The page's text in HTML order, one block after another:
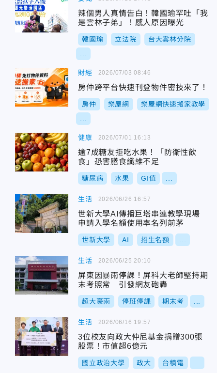
辣個男人真情告白！韓國瑜罕吐「我
是雲林子弟」！感人原因曝光
韓國瑜 立法院 台大雲林分院
財經
房仲跨平台快速刊登物件密技來了！
房仲 樂屋網 樂屋網快速搬家教學
2026/07/03 08:46
健康
逾7成糖友拒吃水果！「防衛性飲
食」恐害膳食纖維不足
糖尿病 水果 GI值
2026/07/01 16:13
生活
世新大學AI傳播巨塔串連教學現場
申請入學名額使用率名列前茅
世新大學 AI 招生名額
2026/06/26 16:57
生活
屏東因暴雨停課！屏科大老師堅持期
末考照常 引發網友砲轟
超大豪雨 停班停課 期末考
2026/06/25 20:10
生活
3位校友向政大仲尼基金捐贈300張
股票！市值超6億元
國立政治大學 政大 台積電
2026/06/16 19:57